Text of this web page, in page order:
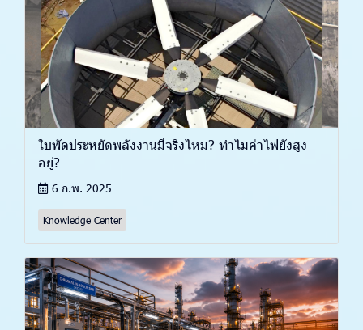
ใบพัดประหยัดพลังงานมีจริงไหม? ทำไมค่าไฟยังสูง
อยู่?
6 ก.พ. 2025
Knowledge Center